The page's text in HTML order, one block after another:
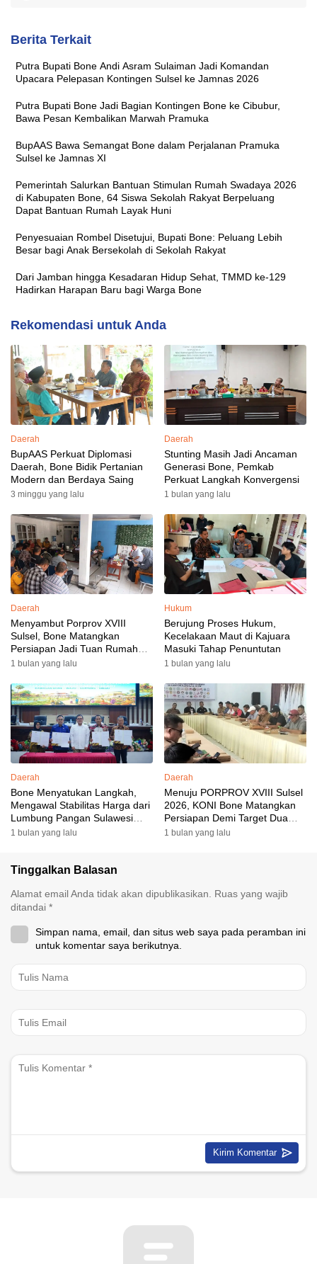
Berita Terkait
Putra Bupati Bone Andi Asram Sulaiman Jadi Komandan
Upacara Pelepasan Kontingen Sulsel ke Jamnas 2026
Putra Bupati Bone Jadi Bagian Kontingen Bone ke Cibubur,
Bawa Pesan Kembalikan Marwah Pramuka
BupAAS Bawa Semangat Bone dalam Perjalanan Pramuka
Sulsel ke Jamnas XI
Pemerintah Salurkan Bantuan Stimulan Rumah Swadaya 2026
di Kabupaten Bone, 64 Siswa Sekolah Rakyat Berpeluang
Dapat Bantuan Rumah Layak Huni
Penyesuaian Rombel Disetujui, Bupati Bone: Peluang Lebih
Besar bagi Anak Bersekolah di Sekolah Rakyat
Dari Jamban hingga Kesadaran Hidup Sehat, TMMD ke-129
Hadirkan Harapan Baru bagi Warga Bone
Rekomendasi untuk Anda
Daerah
BupAAS Perkuat Diplomasi
Daerah, Bone Bidik Pertanian
Modern dan Berdaya Saing
3 minggu yang lalu
Daerah
Stunting Masih Jadi Ancaman
Generasi Bone, Pemkab
Perkuat Langkah Konvergensi
1 bulan yang lalu
Daerah
Menyambut Porprov XVIII
Sulsel, Bone Matangkan
Persiapan Jadi Tuan Rumah
yang Berkesan: Wakil Bupati
Targetkan Venue dan
Akomodasi Rampung
1 bulan yang lalu
Hukum
Berujung Proses Hukum,
Kecelakaan Maut di Kajuara
Masuki Tahap Penuntutan
1 bulan yang lalu
Daerah
Bone Menyatukan Langkah,
Mengawal Stabilitas Harga dari
Lumbung Pangan Sulawesi
Selatan
1 bulan yang lalu
Daerah
Menuju PORPROV XVIII Sulsel
2026, KONI Bone Matangkan
Persiapan Demi Target Dua
Besar
1 bulan yang lalu
Tinggalkan Balasan
Alamat email Anda tidak akan dipublikasikan. Ruas yang wajib
ditandai *
Simpan nama, email, dan situs web saya pada peramban ini
untuk komentar saya berikutnya.